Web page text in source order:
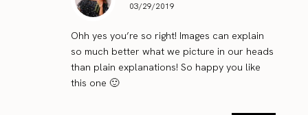
03/29/2019
Ohh yes you’re so right! Images can explain
so much better what we picture in our heads
than plain explanations! So happy you like
this one 🙂